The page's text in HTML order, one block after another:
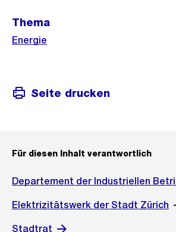
Weitere
Informationen
Thema
Energie
Seite drucken
Für diesen Inhalt verantwortlich
Departement der Industriellen
Elektrizitätswerk der Stadt Zürich
Stadtrat